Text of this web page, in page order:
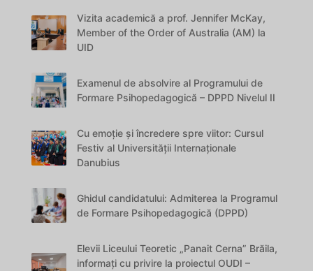
Vizita academică a prof. Jennifer McKay,
Member of the Order of Australia (AM) la
UID
Examenul de absolvire al Programului de
Formare Psihopedagogică – DPPD Nivelul II
Cu emoție și încredere spre viitor: Cursul
Festiv al Universității Internaționale
Danubius
Ghidul candidatului: Admiterea la Programul
de Formare Psihopedagogică (DPPD)
Elevii Liceului Teoretic „Panait Cerna” Brăila,
informați cu privire la proiectul OUDI –